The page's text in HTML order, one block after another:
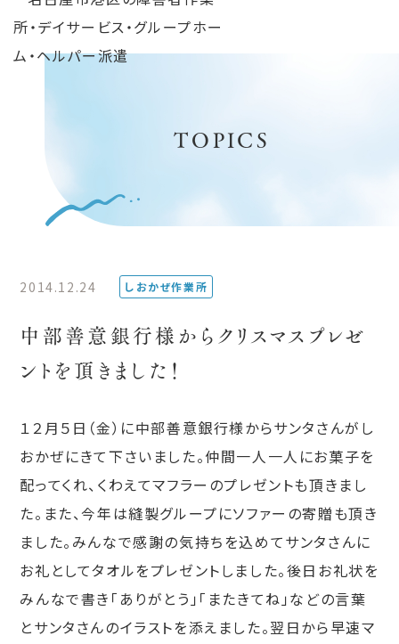
TOPICS
2014.12.24 しおかぜ作業所
中部善意銀行様からクリスマスプレゼ
ントを頂きました！
１２月５日（金）に中部善意銀行様からサンタさんがし
おかぜにきて下さいました。仲間一人一人にお菓子を
配ってくれ、くわえてマフラーのプレゼントも頂きまし
た。また、今年は縫製グループにソファーの寄贈も頂き
ました。みんなで感謝の気持ちを込めてサンタさんに
お礼としてタオルをプレゼントしました。後日お礼状を
みんなで書き「ありがとう」「またきてね」などの言葉
とサンタさんのイラストを添えました。翌日から早速マ